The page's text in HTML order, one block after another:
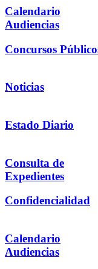
Calendario
Audiencias
Concursos
Noticias
Estado Diario
Consulta de
Expedientes
Confidencialidad
Calendario
Audiencias